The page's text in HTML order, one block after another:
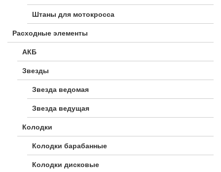
Штаны для мотокросса
Расходные элементы
АКБ
Звезды
Звезда ведомая
Звезда ведущая
Колодки
Колодки барабанные
Колодки дисковые